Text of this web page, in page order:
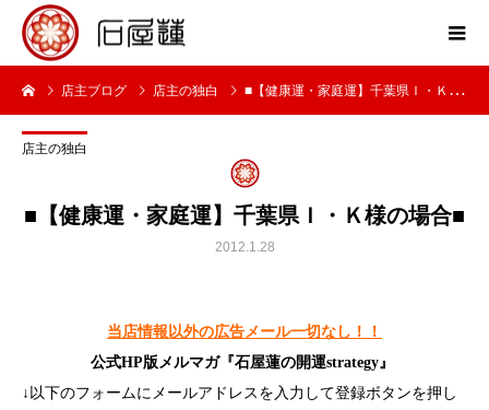
店主ブログ 店主の独白 ■【健康運・家庭運】千葉県Ｉ・Ｋ様の場合■
店主の独白
■【健康運・家庭運】千葉県Ｉ・Ｋ様の場合■
2012.1.28
当店情報以外の広告メール一切なし！！
公式HP版メルマガ『石屋蓮の開運strategy』
↓以下のフォームにメールアドレスを入力して登録ボタンを押し